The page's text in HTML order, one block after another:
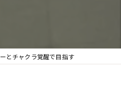
とチャクラ覚醒で目指す